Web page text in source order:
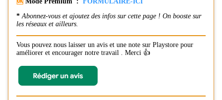
* Abonnez-vous et ajoutez des infos sur cette page ! On booste sur
les réseaux et ailleurs.
Vous pouvez nous laisser un avis et une note sur Playstore pour
améliorer et encourager notre travail . Merci 👍